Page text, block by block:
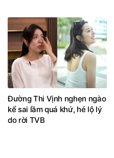
Đường Thi Vịnh nghẹn ngào
kể sai lầm quá khứ, hé lộ lý
do rời TVB